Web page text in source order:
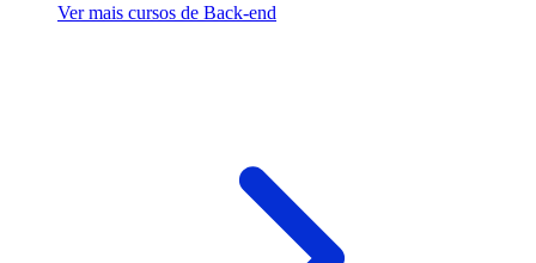
Ver mais cursos de Back-end